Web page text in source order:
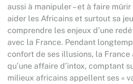
aussi à manipuler – et à faire
aider les Africains et surtout sa
comprendre les enjeux d’une
avec la France. Pendant
confort de ses illusions, la France
qu’une affaire d’intox, comptant
milieux africains appellent ses «